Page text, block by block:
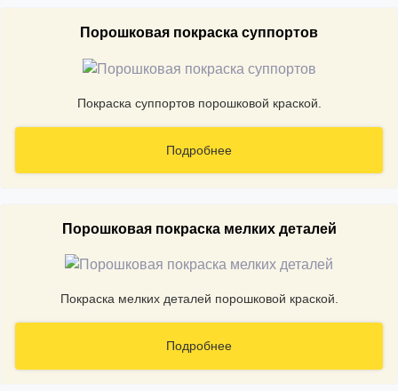
Порошковая покраска суппортов
Покраска суппортов порошковой краской.
Подробнее
Порошковая покраска мелких деталей
Покраска мелких деталей порошковой краской.
Подробнее